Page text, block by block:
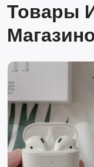
Товары